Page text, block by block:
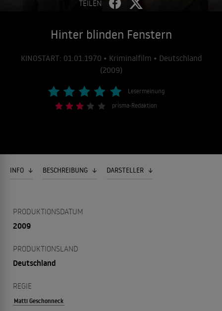
TEILEN
Hinter blinden Fenstern
KINOSTART: 01.01.1970 • Kriminalfilm • Deutschland
(2009)
Lesermeinung
prisma-Redaktion
INFO BESCHREIBUNG DARSTELLER
PRODUKTIONSDATUM
2009
PRODUKTIONSLAND
Deutschland
REGIE
Matti Geschonneck